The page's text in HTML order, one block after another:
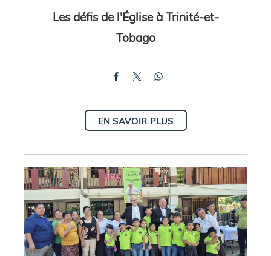
Les défis de l'Église à Trinité-et-
Tobago
EN SAVOIR PLUS